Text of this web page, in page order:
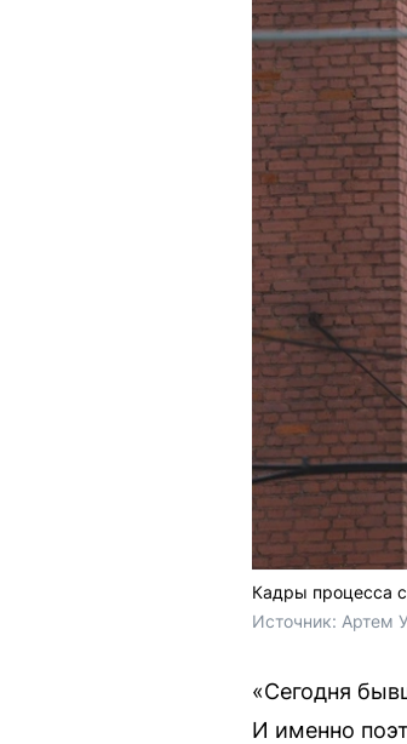
Кадры процесса
Источник: Артем
«Сегодня
И именно